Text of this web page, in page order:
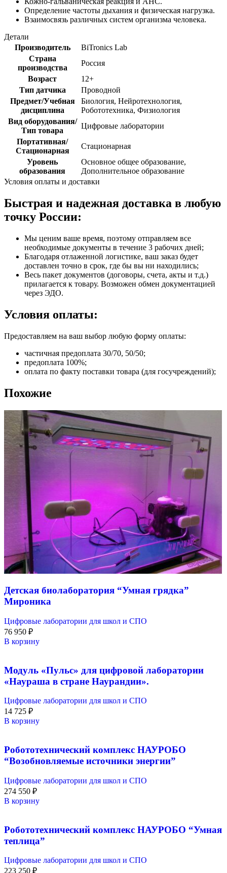
Определение частоты дыхания и физическая нагрузка.
Взаимосвязь различных систем организма человека.
Детали
Производитель
BiTronics Lab
Страна
производства
Россия
Возраст
12+
Тип датчика
Проводной
Предмет/Учебная
дисциплина
Биология, Нейротехнология,
Робототехника, Физиология
Вид оборудования/
Тип товара
Цифровые лаборатории
Портативная/
Стационарная
Стационарная
Уровень
образования
Основное общее образование,
Дополнительное образование
Условия оплаты и доставки
Быстрая и надежная доставка в любую
точку России:
Мы ценим ваше время, поэтому отправляем все
необходимые документы в течение 3 рабочих дней;
Благодаря отлаженной логистике, ваш заказ будет
доставлен точно в срок, где бы вы ни находились;
Весь пакет документов (договоры, счета, акты и т.д.)
прилагается к товару. Возможен обмен документацией
через ЭДО.
Условия оплаты:
Предоставляем на ваш выбор любую форму оплаты:
частичная предоплата 30/70, 50/50;
предоплата 100%;
оплата по факту поставки товара (для госучреждений);
Похожие
Детская биолаборатория “Умная грядка”
Мироника
Цифровые лаборатории для школ и СПО
76 950 ₽
В корзину
Модуль «Пульс» для цифровой лаборатории
«Наураша в стране Наурандии».
Цифровые лаборатории для школ и СПО
14 725 ₽
В корзину
Робототехнический комплекс НАУРОБО
“Возобновляемые источники энергии”
Цифровые лаборатории для школ и СПО
274 550 ₽
В корзину
Робототехнический комплекс НАУРОБО “Умная
теплица”
Цифровые лаборатории для школ и СПО
223 250 ₽